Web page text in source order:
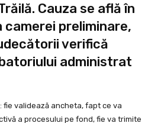
Cauza se află în
preliminare,
verifică
administrat
validează ancheta, fapt ce va
a procesului pe fond, fie va trimite